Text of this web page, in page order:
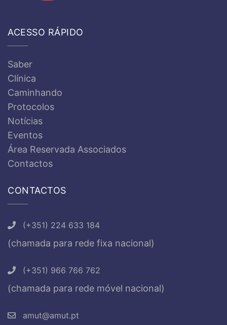
ACESSO RÁPIDO
Saber
Clínica
Caminhando
Protocolos
Notícias
Eventos
Área Reservada Associados
Contactos
CONTACTOS
(+351) 224 633 184
(chamada para rede fixa nacional)
(+351) 966 766 762
(chamada para rede móvel nacional)
amut@amut.pt